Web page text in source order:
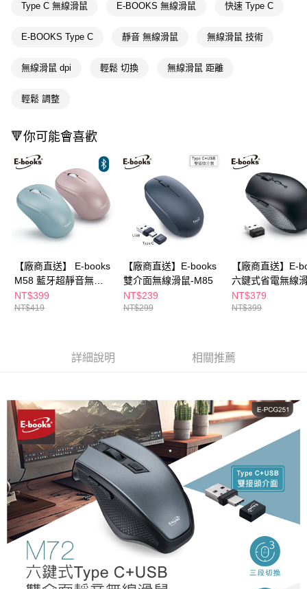
【「AFTEE先享後付」結帳流程】
結帳頁面，進行簡訊認證並確認金額後，即可完成結帳。
３．收到繳費通知簡訊後14天內，點擊此簡訊中的連結，可透過四大超商／
ATM／網路銀行／等多元方式進行付款，方視為交易完成。
購買商品的店家。未經商家同意取消之訂單仍視為有效，需透過AFTEE先享
是否繳費成功／繳費後需取消欲退款等相關疑問，請聯繫「AFTEE先享後付
【注意事項】
１．透過由恩沛科技股份有限公司提供之「AFTEE先享後付」服務完成之交
易，需依本服務之必要範圍內提供個人資料，並將交易相關給付款項請求債
權轉讓予恩沛科技股份有限公司。
２．關於個人資料處理事宜，請瀏覽以下網址：
https://aftee.tw/terms/#terms3
３．未成年的使用者請事先徵得法定代理人或監護人之同意方可使用
「AFTEE先享後付」，若未經同意申辦者引起之損失，本公司不負相關責
任。
４．使用「AFTEE先享後付」時，將依據個別帳號之用戶狀況，依本公司即
時審查核予不同之上限額度；若仍有額度不足之情形，本公司將視審查結果
請求用戶進行身份認證。
宅配(離島廠商直送🚚)
Type C 無線滑鼠 E-BOOKS 無線滑鼠 快速 Type C
E-BOOKS Type C 靜音 無線滑鼠 無線滑鼠 技術
無線滑鼠 dpi 輕鬆 切換 無線滑鼠 距離
輕鬆 調整
🔻你可能會喜歡
【廠商直送】 E-books
M58 藍牙超靜音無線
滑鼠
NT$399
NT$419
【廠商直送】E-books
雙介面無線滑鼠-M85
NT$239
NT$299
【廠商直送】E-
六鍵式省電無線
M64
NT$379
NT$399
詳細說明 相關推薦